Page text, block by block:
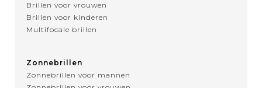
Brillen voor vrouwen
Brillen voor kinderen
Multifocale brillen
Zonnebrillen
Zonnebrillen voor mannen